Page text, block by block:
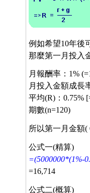
例如希望10年後
那麼第一月投入
月報酬率：1%
月投入金額成長
平均(R)：0.75%
期數(n=120)
所以第一月金額(
公式一(精算)
=(5000000*(1%-
=16,714
公式二(概算)